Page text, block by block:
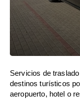
Servicios de
destinos turísticos
aeropuerto, hotel o